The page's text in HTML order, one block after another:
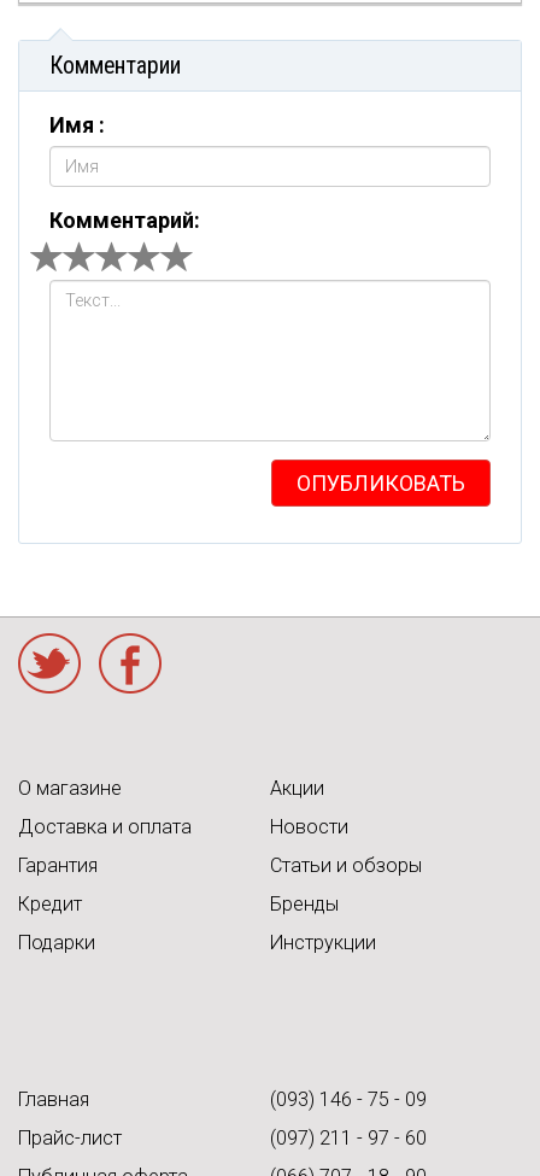
Комментарии
Имя :
Комментарий:
ОПУБЛИКОВАТЬ
О магазине
Доставка и оплата
Гарантия
Кредит
Подарки
Акции
Новости
Статьи и обзоры
Бренды
Инструкции
Главная
Прайс-лист
(093) 146 - 75 - 09
(097) 211 - 97 - 60